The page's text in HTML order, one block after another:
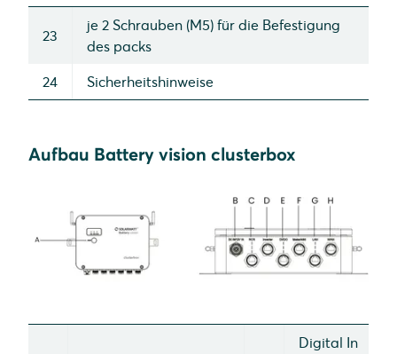
23
je 2 Schrauben (M5) für die Befestigung
des packs
24
Sicherheitshinweise
Aufbau Battery vision clusterbox
Digital In